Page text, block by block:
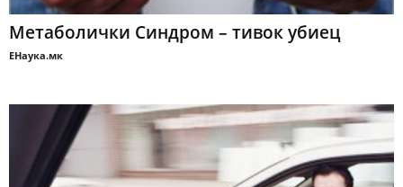
Meтаболички Синдром – тивок убиец
ЕНаука.мк